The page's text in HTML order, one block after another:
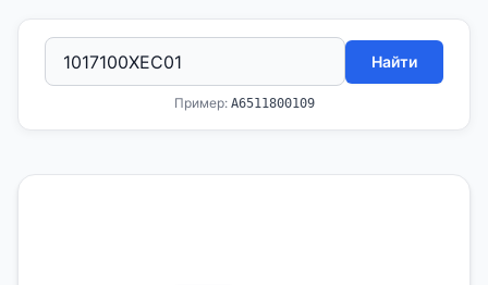
Найти
Пример: A6511800109